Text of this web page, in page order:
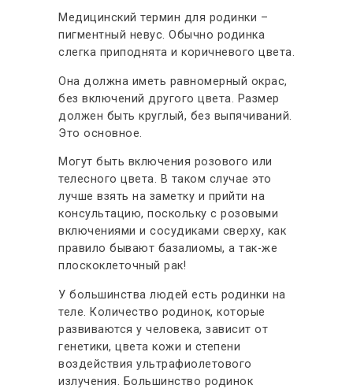
Медицинский термин для родинки –
пигментный невус. Обычно родинка
слегка приподнята и коричневого цвета.
Она должна иметь равномерный окрас,
без включений другого цвета. Размер
должен быть круглый, без выпячиваний.
Это основное.
Могут быть включения розового или
телесного цвета. В таком случае это
лучше взять на заметку и прийти на
консультацию, поскольку с розовыми
включениями и сосудиками сверху, как
правило бывают базалиомы, а так-же
плоскоклеточный рак!
У большинства людей есть родинки на
теле. Количество родинок, которые
развиваются у человека, зависит от
генетики, цвета кожи и степени
воздействия ультрафиолетового
излучения. Большинство родинок